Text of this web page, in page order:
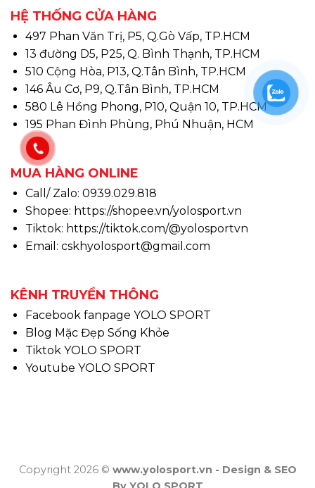
HỆ THỐNG CỬA HÀNG
497 Phan Văn Trị, P5, Q.Gò Vấp, TP.HCM
13 đường D5, P25, Q. Bình Thạnh, TP.HCM
510 Cộng Hòa, P13, Q.Tân Bình, TP.HCM
146 Âu Cơ, P9, Q.Tân Bình, TP.HCM
580 Lê Hồng Phong, P10, Quận 10, TP.HCM
195 Phan Đình Phùng, Phú Nhuận, HCM
MUA HÀNG ONLINE
Call/ Zalo: 0939.029.818
Shopee: https://shopee.vn/yolosport.vn
Tiktok: https://tiktok.com/@yolosportvn
Email: cskhyolosport@gmail.com
KÊNH TRUYỀN THÔNG
Facebook fanpage YOLO SPORT
Blog Mặc Đẹp Sống Khỏe
Tiktok YOLO SPORT
Youtube YOLO SPORT
Copyright 2026 © www.yolosport.vn - Design & SEO